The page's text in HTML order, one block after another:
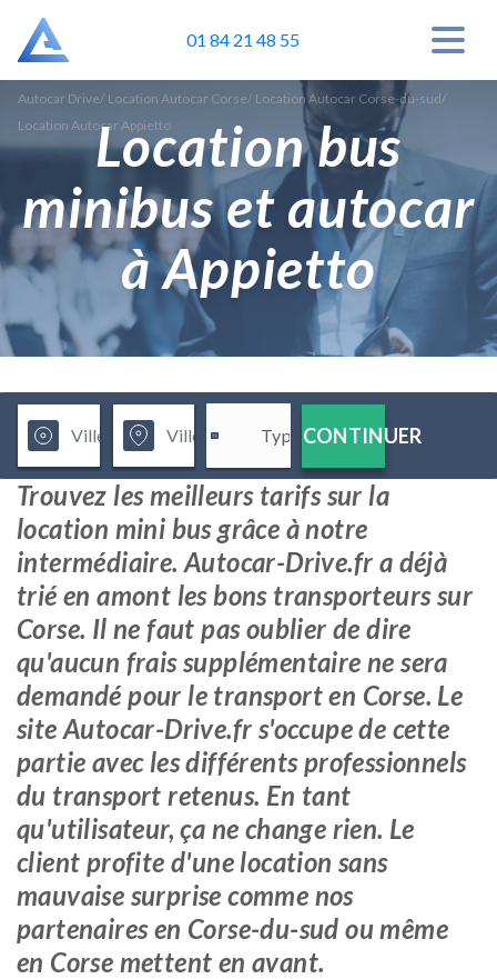
01 84 21 48 55
Autocar Drive/ Location Autocar Corse/ Location Autocar Corse-du-sud/
Location Autocar AppiettoLocation bus
minibus et autocar
à Appietto
CONTINUER
Trouvez les meilleurs tarifs sur la
location mini bus grâce à notre
intermédiaire. Autocar-Drive.fr a déjà
trié en amont les bons transporteurs sur
Corse. Il ne faut pas oublier de dire
qu'aucun frais supplémentaire ne sera
demandé pour le transport en Corse. Le
site Autocar-Drive.fr s'occupe de cette
partie avec les différents professionnels
du transport retenus. En tant
qu'utilisateur, ça ne change rien. Le
client profite d'une location sans
mauvaise surprise comme nos
partenaires en Corse-du-sud ou même
en Corse mettent en avant.